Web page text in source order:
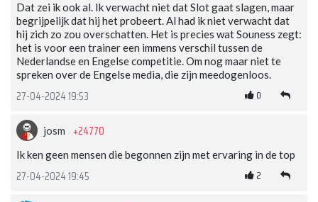
Dat zei ik ook al. Ik verwacht niet dat Slot gaat slagen, maar
begrijpelijk dat hij het probeert. Al had ik niet verwacht dat
hij zich zo zou overschatten. Het is precies wat Souness zegt:
het is voor een trainer een immens verschil tussen de
Nederlandse en Engelse competitie. Om nog maar niet te
spreken over de Engelse media, die zijn meedogenloos.
27-04-2024 19:53 0
josm +24770
Ik ken geen mensen die begonnen zijn met ervaring in de top
27-04-2024 19:45 2